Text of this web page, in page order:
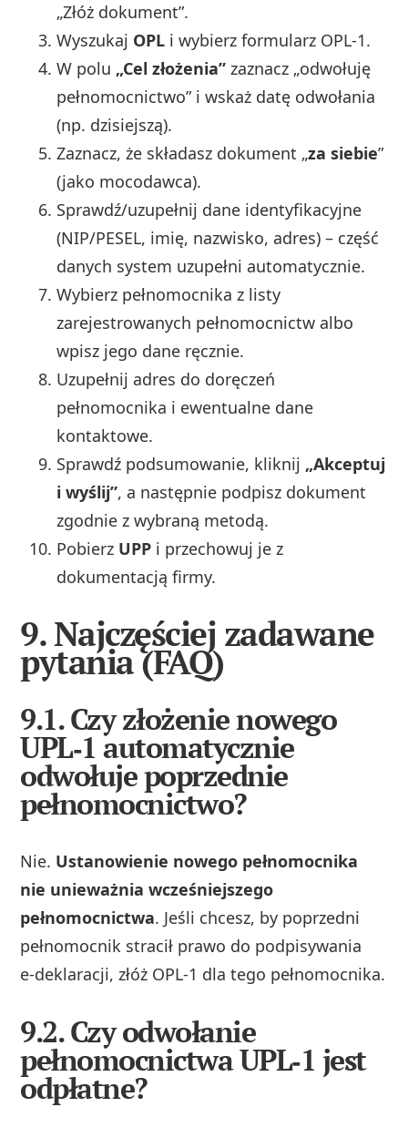
„Złóż dokument”.
Wyszukaj OPL i wybierz formularz OPL‑1.
W polu „Cel złożenia” zaznacz „odwołuję
pełnomocnictwo” i wskaż datę odwołania
(np. dzisiejszą).
Zaznacz, że składasz dokument „za siebie”
(jako mocodawca).
Sprawdź/uzupełnij dane identyfikacyjne
(NIP/PESEL, imię, nazwisko, adres) – część
danych system uzupełni automatycznie.
Wybierz pełnomocnika z listy
zarejestrowanych pełnomocnictw albo
wpisz jego dane ręcznie.
Uzupełnij adres do doręczeń
pełnomocnika i ewentualne dane
kontaktowe.
Sprawdź podsumowanie, kliknij „Akceptuj
i wyślij”, a następnie podpisz dokument
zgodnie z wybraną metodą.
Pobierz UPP i przechowuj je z
dokumentacją firmy.
9. Najczęściej zadawane
pytania (FAQ)
9.1. Czy złożenie nowego
UPL‑1 automatycznie
odwołuje poprzednie
pełnomocnictwo?
Nie. Ustanowienie nowego pełnomocnika
nie unieważnia wcześniejszego
pełnomocnictwa. Jeśli chcesz, by poprzedni
pełnomocnik stracił prawo do podpisywania
e‑deklaracji, złóż OPL‑1 dla tego pełnomocnika.
9.2. Czy odwołanie
pełnomocnictwa UPL‑1 jest
odpłatne?